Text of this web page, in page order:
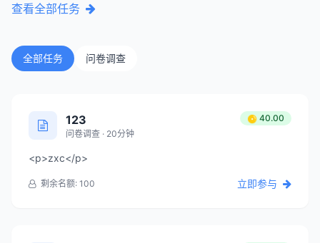
查看全部任务
全部任务 问卷调查
123
问卷调查 · 20分钟
40.00
<p>zxc</p>
剩余名额: 100 立即参与